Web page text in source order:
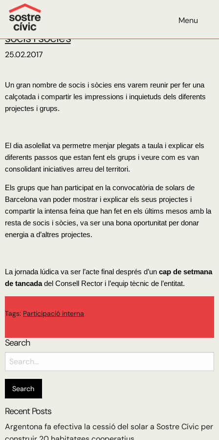
Menu
Mes:febrer de 2017
Començem l’any amb una trobada de
socis i sòcies
25.02.2017
Un gran nombre de socis i sòcies ens varem reunir per fer una
calçotada i compartir les impressions i inquietuds dels diferents
projectes i grups.
El dia asolellat va permetre menjar plegats a taula i explicar els
diferents passos que estan fent els grups i veure com es van
consolidant iniciatives arreu del territori.
Els grups que han participat en la convocatòria de solars de
Barcelona van poder mostrar i explicar els seus projectes i
compartir la intensa feina que han fet en els últims mesos amb la
resta de socis i sòcies, va ser una bona oportunitat per donar
energia a d’altres projectes.
La jornada lúdica va ser l’acte final després d’un cap de setmana
de tancadadel Consell Rector i l’equip tècnic de l’entitat.
Tags: Participació interna
Search
Search
for:
Recent Posts
Argentona fa efectiva la cessió del solar a Sostre Cívic per